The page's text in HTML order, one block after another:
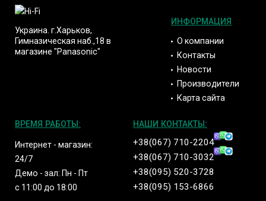
Украина. г.Харьков,
Гимназическая наб.,18 в
магазине "Panasonic"
ИНФОРМАЦИЯ
О компании
Контакты
Новости
Производители
Карта сайта
ВРЕМЯ РАБОТЫ:
Интернет - магазин:
24/7
Демо - зал: Пн - Пт
с 11:00 до 18:00
НАШИ КОНТАКТЫ:
+38(067) 710-2204
+38(067) 710-3032
+38(095) 520-3728
+38(095) 153-6866